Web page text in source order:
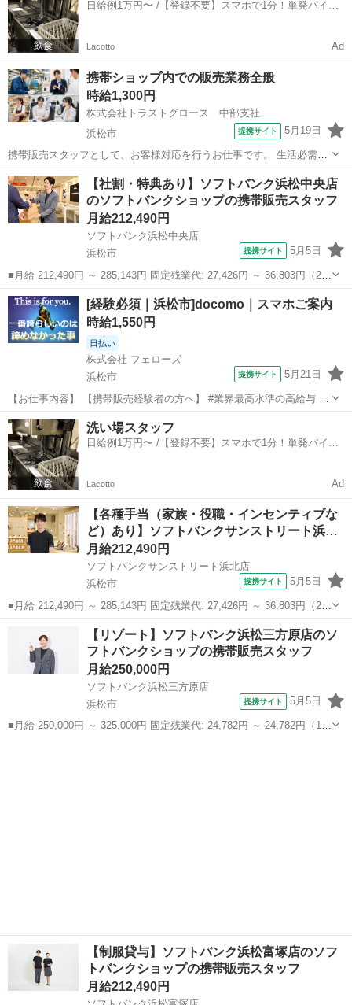
に感じていただけるようにお客様をサ...
日給例1万円〜 /【登録不要】スマホで1分！単発バイト
Lacotto Ad
携帯ショップ内での販売業務全般
時給1,300円
株式会社トラストグロース 中部支社
浜松市
提携サイト 5月19日
携帯販売スタッフとして、お客様対応を行うお仕事です。 生活必需品
の携帯電話を中心に充実した商材やサービスを取り扱い、多様化する
お客様のニーズにお応えしていきます。 今よりもっと楽しく豊でお得
に感じていただけるようにお客様をサ...
静岡 浜松市 携帯ショップ
【社割・特典あり】ソフトバンク浜松中央店
のソフトバンクショップの携帯販売スタッフ
月給212,490円
ソフトバンク浜松中央店
浜松市
提携サイト 5月5日
■月給 212,490円 ～ 285,143円 固定残業代: 27,426円 ～ 36,803円（20
時間相当） ＊時間外手当は時間外労働の有無にかかわらず、固定残業
代として支給し、相当時間を超える時間外労働分は法定どおり追...
静岡 浜松市 携帯ショップ
[経験必須｜浜松市]docomo｜スマホご案内
時給1,550円
日払い
株式会社 フェローズ
浜松市
提携サイト 5月21日
【お仕事内容】 【携帯販売経験者の方へ】 #業界最高水準の高給与 #
昇給・昇格の実績多数 #最速1年で正社員登用 弊社の担当者も、携帯販
売の経験者。 これまでのお給与や待遇が変わらないことに 疑問を感じ
ている方や、 今の会...
静岡 浜松市 携帯ショップ
洗い場スタッフ
日給例1万円〜 /【登録不要】スマホで1分！単発バイト
Lacotto Ad
【各種手当（家族・役職・インセンティブな
ど）あり】ソフトバンクサンストリート浜…
月給212,490円
ソフトバンクサンストリート浜北店
浜松市
提携サイト 5月5日
■月給 212,490円 ～ 285,143円 固定残業代: 27,426円 ～ 36,803円（20
時間相当） ＊時間外手当は時間外労働の有無にかかわらず、固定残業
代として支給し、相当時間を超える時間外労働分は法定どおり追...
携帯ショップ
【リゾート】ソフトバンク浜松三方原店のソ
フトバンクショップの携帯販売スタッフ
月給250,000円
ソフトバンク浜松三方原店
浜松市
提携サイト 5月5日
■月給 250,000円 ～ 325,000円 固定残業代: 24,782円 ～ 24,782円（15
【制服貸与】ソフトバンク浜松富塚店のソフ
トバンクショップの携帯販売スタッフ
月給212,490円